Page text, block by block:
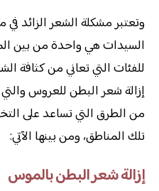
وتعتبر مشكلة الشعر الزائد
السيدات هي واحدة من بين
للفئات التي تعاني من كثافة
إزالة شعر البطن للعروس
من الطرق التي تساعد على
تلك المناطق، ومن بينها الآتي:
إزالة شعر البطن بالموس